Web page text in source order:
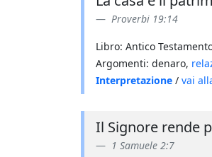
Proverbi 19:14
Libro: Antico
Argomenti: denaro,
Interpretazione / vai
Il Signore rende
1 Samuele 2:7